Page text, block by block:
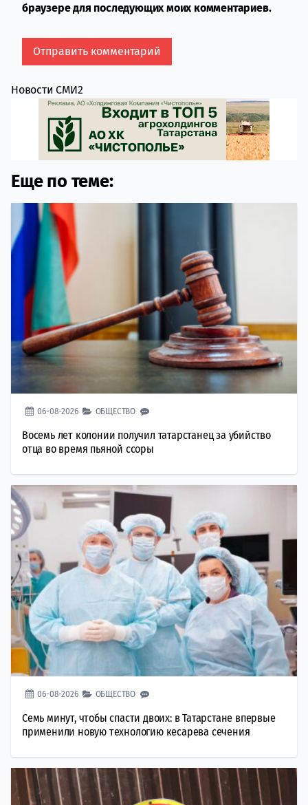
браузере для последующих моих комментариев.
Новости СМИ2
Еще по теме:
06-08-2026 ОБЩЕСТВО
Восемь лет колонии получил татарстанец за убийство
отца во время пьяной ссоры
06-08-2026 ОБЩЕСТВО
Семь минут, чтобы спасти двоих: в Татарстане впервые
применили новую технологию кесарева сечения